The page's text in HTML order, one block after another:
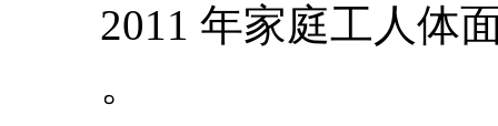
2011 年家庭工人体
。